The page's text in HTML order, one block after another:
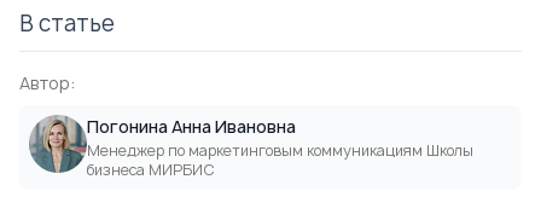
В статье
Автор:
Погонина Анна Ивановна
Менеджер по маркетинговым коммуникациям Школы
бизнеса МИРБИС